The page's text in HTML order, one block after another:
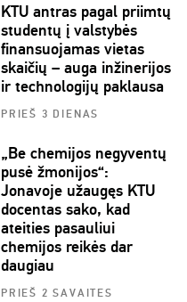
KTU antras pagal priimtų
studentų į valstybės
finansuojamas vietas
skaičių – auga inžinerijos
ir technologijų paklausa
PRIEŠ 3 DIENAS
„Be chemijos negyventų
pusė žmonijos“:
Jonavoje užaugęs KTU
docentas sako, kad
ateities pasauliui
chemijos reikės dar
daugiau
PRIEŠ 2 SAVAITES